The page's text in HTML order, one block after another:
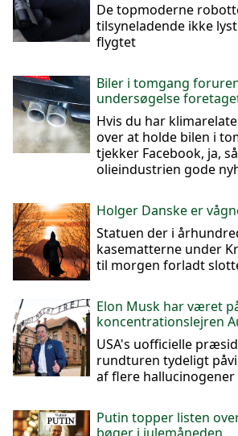
De topmoderne
tilsyneladende ikke
flygtet
Biler i tomgang
undersøgelse
Hvis du har
over at holde bilen i
tjekker Facebook, ja,
olieindustrien gode
Holger Danske er
Statuen der i
kasematterne under
til morgen forladt
Elon Musk har været
koncentrationslejren
USA's uofficielle
rundturen tydeligt
af flere hallucinogener
Putin topper listen